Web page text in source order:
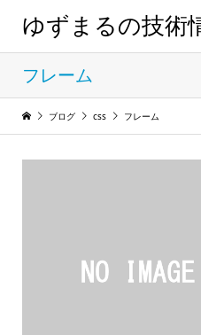
ゆずまるの技術
フレーム
ブログ css フレーム